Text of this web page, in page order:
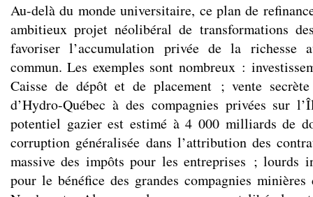
Au-delà du monde universitaire, ce plan de
ambitieux projet néolibéral de transformations
favoriser l’accumulation privée de la richesse
commun. Les exemples sont nombreux :
Caisse de dépôt et de placement ; vente
d’Hydro-Québec à des compagnies privées sur
potentiel gazier est estimé à 4 000 milliards de
corruption généralisée dans l’attribution des
massive des impôts pour les entreprises ; lourds
pour le bénéfice des grandes compagnies